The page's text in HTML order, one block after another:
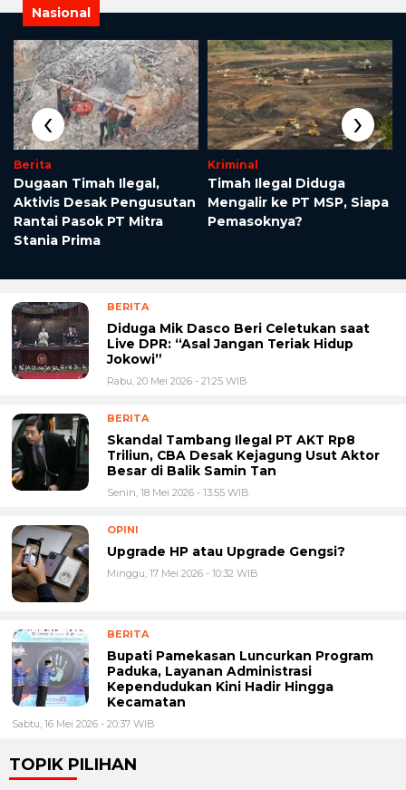
Nasional
Berita
Dugaan Timah Ilegal,
Aktivis Desak Pengusutan
Rantai Pasok PT Mitra
Stania Prima
Kriminal
Timah Ilegal Diduga
Mengalir ke PT MSP, Siapa
Pemasoknya?
‹ ›
BERITA
Diduga Mik Dasco Beri Celetukan saat
Live DPR: “Asal Jangan Teriak Hidup
Jokowi”
Rabu, 20 Mei 2026 - 21:25 WIB
BERITA
Skandal Tambang Ilegal PT AKT Rp8
Triliun, CBA Desak Kejagung Usut Aktor
Besar di Balik Samin Tan
Senin, 18 Mei 2026 - 13:55 WIB
OPINI
Upgrade HP atau Upgrade Gengsi?
Minggu, 17 Mei 2026 - 10:32 WIB
BERITA
Bupati Pamekasan Luncurkan Program
Paduka, Layanan Administrasi
Kependudukan Kini Hadir Hingga
Kecamatan
Sabtu, 16 Mei 2026 - 20:37 WIB
TOPIK PILIHAN